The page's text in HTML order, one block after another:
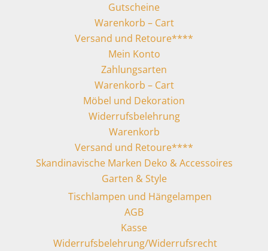
Gutscheine
Warenkorb – Cart
Versand und Retoure****
Mein Konto
Zahlungsarten
Warenkorb – Cart
Möbel und Dekoration
Widerrufsbelehrung
Warenkorb
Versand und Retoure****
Skandinavische Marken Deko & Accessoires
Garten & Style
Tischlampen und Hängelampen
AGB
Kasse
Widerrufsbelehrung/Widerrufsrecht